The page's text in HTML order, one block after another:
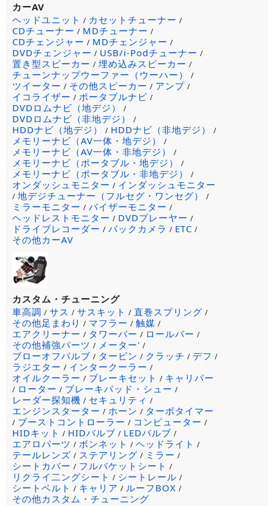
カーAV
ヘッドユニット / カセットチューナー /
CDチューナー / MDチューナー /
CDチェンジャー / MDチェンジャー /
DVDチェンジャー / USB/i-Podチューナー /
置き型スピーカー / 埋め込みスピーカー /
チューンナップウーファー（ウーハー） /
ツイーター / その他スピーカー / アンプ /
イコライザー / ポータブルナビ /
DVDロムナビ（地デジ） /
DVDロムナビ（非地デジ） /
HDDナビ（地デジ） / HDDナビ（非地デジ） /
メモリーナビ（AV一体・地デジ） /
メモリーナビ（AV一体・非地デジ） /
メモリーナビ（ポータブル・地デジ） /
メモリーナビ（ポータブル・非地デジ） /
オンダッシュモニター / インダッシュモニター
/ 地デジチューナー（フルセグ・ワンセグ） /
ミラーモニター / バイザーモニター /
ヘッドレストモニター / DVDプレーヤー /
ドライブレコーダー / バックカメラ / ETC /
その他カーAV
カスタム・チューニング
車高調 / サス / サスキット / 直巻スプリング /
その他足まわり / マフラー / 触媒 /
エアクリーナー / タワーバー / ロールバー /
その他補強パーツ / メーター' /
ブローオフバルブ / タービン / クラッチ / デフ /
ラジエター / インタークーラー /
オイルクーラー / ブレーキセット / キャリパー
/ ローター / ブレーキパッド・シュー /
レーダー探知機 / セキュリティ /
エンジンスターター / ホーン / ターボタイマー
/ ブーストコントローラー / コンピューター /
HIDキット / HIDバルブ / LEDバルブ /
エアロパーツ / ボンネット / ヘッドライト /
テールレンズ / ステアリング / ミラー /
シートカバー / フルバケットシート /
リクライ二ングシート / シートレール /
シートベルト / キャリア / ルーフBOX /
その他カスタム・チューニング